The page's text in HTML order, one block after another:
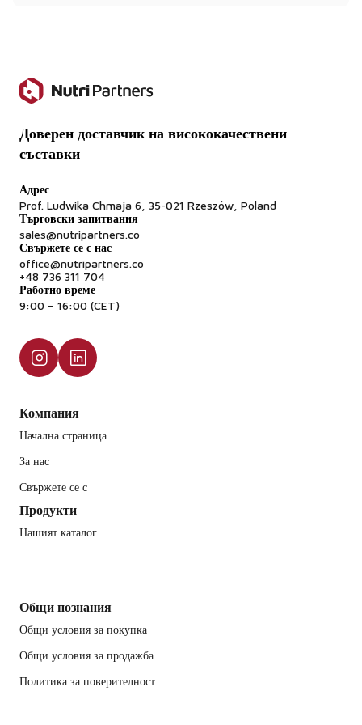
Да - предлага се от нашия склад в Полша. Стандартна
доставка в рамките на ЕС: 2-5 работни дни.
Доверен доставчик на висококачествени
съставки
Адрес
Prof. Ludwika Chmaja 6, 35-021 Rzeszów, Poland
Търговски запитвания
sales@nutripartners.co
Свържете се с нас
office@nutripartners.co
+48 736 311 704
Работно време
9:00 – 16:00 (CET)
Компания
Начална страница
За нас
Свържете се с
Продукти
Нашият каталог
Общи познания
Общи условия за покупка
Общи условия за продажба
Политика за поверителност